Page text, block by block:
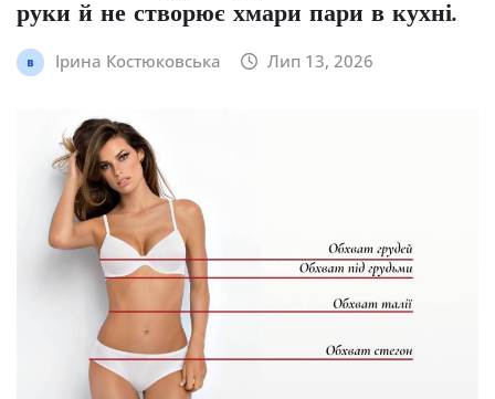
руки й не створює хмари пари в кухні.
Ірина Костюковська Лип 13, 2026